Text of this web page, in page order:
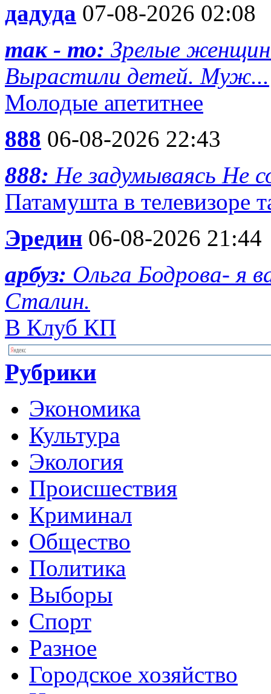
дадуда 07-08-2026 02:08
так - то: Зрелые
Вырастили детей. Муж...
Молодые апетитнее
888 06-08-2026 22:43
888: Не задумываясь Не
Патамушта в телевизоре
Эредин 06-08-2026 21:44
арбуз: Ольга Бодрова- я
Сталин.
В Клуб КП
Рубрики
Экономика
Культура
Экология
Происшествия
Криминал
Общество
Политика
Выборы
Спорт
Разное
Городское хозяйство